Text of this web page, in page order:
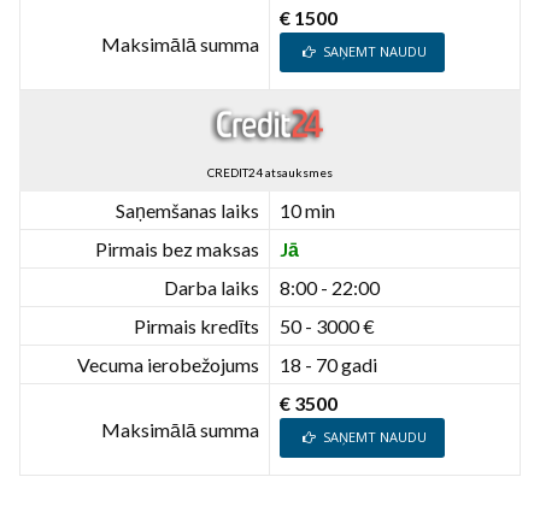
Maksimālā summa
€ 1500
SAŅEMT NAUDU
CREDIT24 atsauksmes
Saņemšanas laiks
10 min
Pirmais bez maksas
Jā
Darba laiks
8:00 - 22:00
Pirmais kredīts
50 - 3000 €
Vecuma ierobežojums
18 - 70 gadi
Maksimālā summa
€ 3500
SAŅEMT NAUDU